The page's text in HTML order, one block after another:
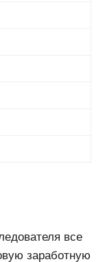
все
заработную